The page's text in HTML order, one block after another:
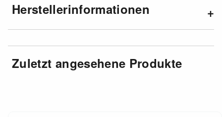
Herstellerinformationen
Zuletzt angesehene Produkte